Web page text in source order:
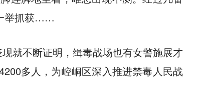
举抓获……
就不断证明，缉毒战场也有女警施展才
多人，为崆峒区深入推进禁毒人民战